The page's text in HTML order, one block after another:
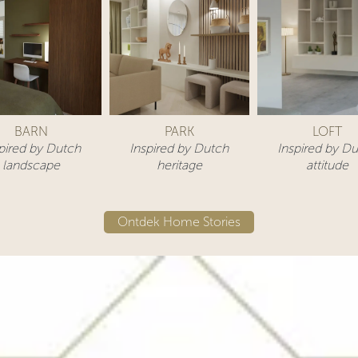
PARK
Inspired by Dutch
heritage
BARN
by Dutch
landscape
LOFT
Inspired by
attitude​
Ontdek Home Stories